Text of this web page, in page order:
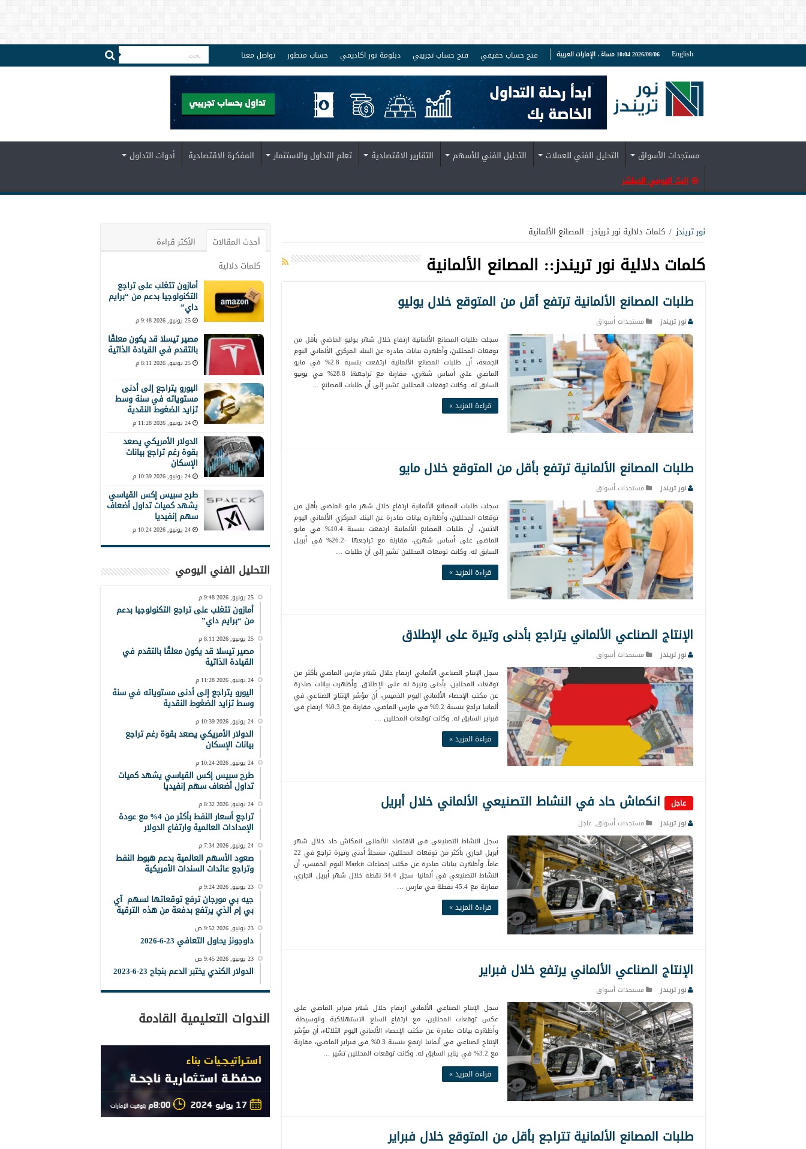
English 2026/08/06 10:04 مساءً ، الإمارات العربية فتح حساب حقيقي فتح حساب تجريبي دبلومة نور اكاديمي حساب متطور تواصل معنا
مستجدات الأسواق التحليل الفني للعملات التحليل الفني للأسهم التقارير الاقتصادية تعلم التداول والاستثمار المفكرة الاقتصادية
أدوات التداول
البث اليومي المباشر
نور تريندز / كلمات دلالية نور تريندز:: المصانع الألمانية
كلمات دلالية نور تريندز:: المصانع الألمانية
طلبات المصانع الألمانية ترتفع أقل من المتوقع خلال يوليو
نور تريندز
مستجدات أسواق
سجلت طلبات المصانع الألمانية ارتفاع خلال شهر يوليو الماضي بأقل من
توقعات المحللين، وأظهرت بيانات صادرة عن البنك المركزي الألماني اليوم
الجمعة، أن طلبات المصانع الألمانية ارتفعت بنسبة 2.8% في مايو
الماضي على أساس شهري، مقارنة مع تراجعها 28.8% في يونيو
السابق له. وكانت توقعات المحللين تشير إلى أن طلبات المصانع …
قراءة المزيد »
طلبات المصانع الألمانية ترتفع بأقل من المتوقع خلال مايو
نور تريندز
مستجدات أسواق
سجلت طلبات المصانع الألمانية ارتفاع خلال شهر مايو الماضي بأقل من
توقعات المحللين، وأظهرت بيانات صادرة عن البنك المركزي الألماني اليوم
الاثنين، أن طلبات المصانع الألمانية ارتفعت بنسبة 10.4% في مايو
الماضي على أساس شهري، مقارنة مع تراجعها -26.2% في أبريل
السابق له. وكانت توقعات المحللين تشير إلى أن طلبات …
قراءة المزيد »
الإنتاج الصناعي الألماني يتراجع بأدنى وتيرة على الإطلاق
نور تريندز
مستجدات أسواق
سجل الإنتاج الصناعي الألماني ارتفاع خلال شهر مارس الماضي بأكثر من
توقعات المحللين، بأدنى وتيرة له على الإطلاق. وأظهرت بيانات صادرة
عن مكتب الإحصاء الألماني اليوم الخميس، أن مؤشر الإنتاج الصناعي في
ألمانيا تراجع بنسبة 9.2% في مارس الماضي، مقارنة مع 0.3% ارتفاع في
فبراير السابق له. وكانت توقعات المحللين …
قراءة المزيد »
عاجل انكماش حاد في النشاط التصنيعي الألماني خلال أبريل
نور تريندز مستجدات أسواق, عاجل
سجل النشاط التصنيعي في الاقتصاد الألماني انمكاش حاد خلال شهر
أبريل الجاري بأكثر من توقعات المحللين، مسجلاً أدنى وتيرة تراجع في 22
عاماً. وأظهرت بيانات صادرة عن مكتب إحصاءات Markit اليوم الخميس، أن
النشاط التصنيعي في ألمانيا سجل 34.4 نقطة خلال شهر أبريل الجاري،
مقارنة مع 45.4 نقطة في مارس …
قراءة المزيد »
الإنتاج الصناعي الألماني يرتفع خلال فبراير
نور تريندز
مستجدات أسواق
سجل الإنتاج الصناعي الألماني ارتفاع خلال شهر فبراير الماضي على
عكس توقعات المحللين، مع ارتفاع السلع الاستهلاكية والوسيطة.
وأظهرت بيانات صادرة عن مكتب الإحصاء الألماني اليوم الثلاثاء، أن مؤشر
الإنتاج الصناعي في ألمانيا ارتفع بنسبة 0.3% في فبراير الماضي، مقارنة
مع 3.2% في يناير السابق له. وكانت توقعات المحللين تشير …
قراءة المزيد »
طلبات المصانع الألمانية تتراجع بأقل من المتوقع خلال فبراير
أحدث المقالات
الأكثر قراءة
كلمات دلالية
أمازون تتغلب على تراجع
التكنولوجيا بدعم من “برايم
داي”
25 يونيو, 2026 9:48 م
مصير تيسلا قد يكون معلقًا
بالتقدم في القيادة الذاتية
25 يونيو, 2026 8:11 م
اليورو يتراجع إلى أدنى
مستوياته في سنة وسط
تزايد الضغوط النقدية
24 يونيو, 2026 11:28 م
الدولار الأمريكي يصعد
بقوة رغم تراجع بيانات
الإسكان
24 يونيو, 2026 10:39 م
طرح سبيس إكس القياسي
يشهد كميات تداول أضعاف
سهم إنفيديا
24 يونيو, 2026 10:24 م
التحليل الفني اليومي
25 يونيو, 2026 9:48 م
أمازون تتغلب على تراجع التكنولوجيا بدعم
من “برايم داي”
25 يونيو, 2026 8:11 م
مصير تيسلا قد يكون معلقًا بالتقدم في
القيادة الذاتية
24 يونيو, 2026 11:28 م
اليورو يتراجع إلى أدنى مستوياته في سنة
وسط تزايد الضغوط النقدية
24 يونيو, 2026 10:39 م
الدولار الأمريكي يصعد بقوة رغم تراجع
بيانات الإسكان
24 يونيو, 2026 10:24 م
طرح سبيس إكس القياسي يشهد كميات
تداول أضعاف سهم إنفيديا
24 يونيو, 2026 8:32 م
تراجع أسعار النفط بأكثر من 4% مع عودة
الإمدادات العالمية وارتفاع الدولار
24 يونيو, 2026 7:34 م
صعود الأسهم العالمية بدعم هبوط النفط
وتراجع عائدات السندات الأمريكية
23 يونيو, 2026 9:24 م
جيه بي مورجان ترفع توقعاتها لسهم آي
بي إم الذي يرتفع بدفعة من هذه الترقية
23 يونيو, 2026 9:52 ص
داوجونز يحاول التعافي 23-6-2026
23 يونيو, 2026 9:45 ص
الدولار الكندي يختبر الدعم بنجاح 23-6-2023
الندوات التعليمية القادمة